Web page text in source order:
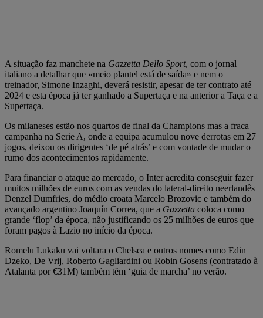
A situação faz manchete na Gazzetta Dello Sport, com o jornal
italiano a detalhar que «meio plantel está de saída» e nem o
treinador, Simone Inzaghi, deverá resistir, apesar de ter contrato até
2024 e esta época já ter ganhado a Supertaça e na anterior a Taça e a
Supertaça.
Os milaneses estão nos quartos de final da Champions mas a fraca
campanha na Serie A, onde a equipa acumulou nove derrotas em 27
jogos, deixou os dirigentes ‘de pé atrás’ e com vontade de mudar o
rumo dos acontecimentos rapidamente.
Para financiar o ataque ao mercado, o Inter acredita conseguir fazer
muitos milhões de euros com as vendas do lateral-direito neerlandês
Denzel Dumfries, do médio croata Marcelo Brozovic e também do
avançado argentino Joaquín Correa, que a Gazzetta coloca como
grande ‘flop’ da época, não justificando os 25 milhões de euros que
foram pagos à Lazio no início da época.
Romelu Lukaku vai voltara o Chelsea e outros nomes como Edin
Dzeko, De Vrij, Roberto Gagliardini ou Robin Gosens (contratado à
Atalanta por €31M) também têm ‘guia de marcha’ no verão.